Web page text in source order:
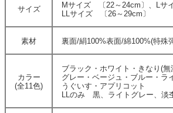
サイズ
Mサイズ 〔22～24cm〕、Lサ
LLサイズ 〔26～29cm〕
素材 裏面/絹100%表面/綿100%(特殊
カラー
(全11色)
ブラック・ホワイト・きなり(
グレー・ベージュ・ブルー・ラ
うぐいす・アプリコット
LLのみ 黒、ライトグレー、淡